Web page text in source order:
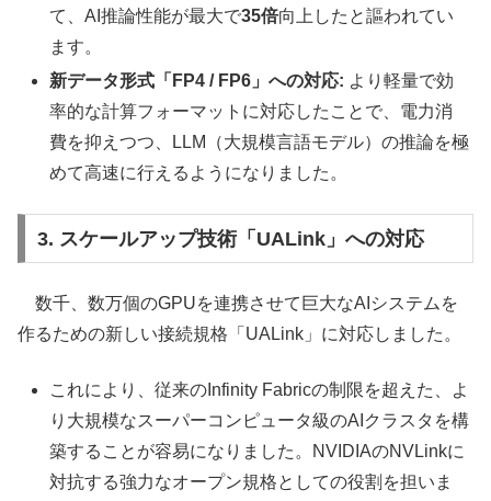
て、AI推論性能が最大で35倍向上したと謳われてい
ます。
新データ形式「FP4 / FP6」への対応: より軽量で効
率的な計算フォーマットに対応したことで、電力消
費を抑えつつ、LLM（大規模言語モデル）の推論を極
めて高速に行えるようになりました。
3. スケールアップ技術「UALink」への対応
数千、数万個のGPUを連携させて巨大なAIシステムを
作るための新しい接続規格「UALink」に対応しました。
これにより、従来のInfinity Fabricの制限を超えた、よ
り大規模なスーパーコンピュータ級のAIクラスタを構
築することが容易になりました。NVIDIAのNVLinkに
対抗する強力なオープン規格としての役割を担いま